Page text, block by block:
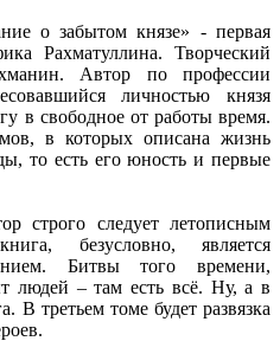
о забытом князе» - первая
Рахматуллина. Творческий
Автор по профессии
личностью князя
в свободное от работы время.
в которых описана жизнь
то есть его юность и первые
строго следует летописным
безусловно, является
Битвы того времени,
людей – там есть всё. Ну, а в
В третьем томе будет развязка